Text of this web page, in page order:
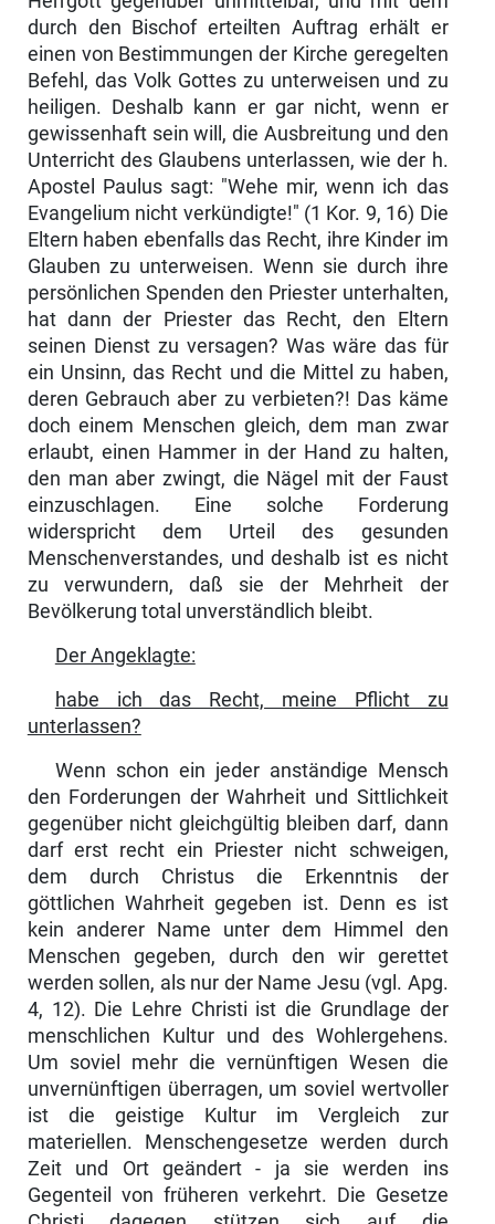
durch den Bischof erteilten Auftrag erhält er
einen von Bestimmungen der Kirche geregelten
Befehl, das Volk Gottes zu unterweisen und zu
heiligen. Deshalb kann er gar nicht, wenn er
gewissenhaft sein will, die Aus­breitung und den
Unterricht des Glaubens unterlassen, wie der h.
Apostel Paulus sagt: "Wehe mir, wenn ich das
Evangelium nicht verkündigte!" (1 Kor. 9, 16) Die
Eltern haben ebenfalls das Recht, ihre Kinder im
Glauben zu unterweisen. Wenn sie durch ihre
persönlichen Spenden den Priester unterhalten,
hat dann der Priester das Recht, den Eltern
seinen Dienst zu versagen? Was wäre das für
ein Unsinn, das Recht und die Mittel zu haben,
deren Gebrauch aber zu verbieten?! Das käme
doch einem Menschen gleich, dem man zwar
erlaubt, einen Hammer in der Hand zu halten,
den man aber zwingt, die Nägel mit der Faust
einzuschlagen. Eine solche Forderung
widerspricht dem Urteil des gesunden
Menschenverstandes, und deshalb ist es nicht
zu verwundern, daß sie der Mehrheit der
Bevölkerung total unverständlich bleibt.
Der Angeklagte:
habe ich das Recht, meine Pflicht zu
unterlassen?
Wenn schon ein jeder anständige Mensch
den Forderungen der Wahrheit und Sittlichkeit
gegenüber nicht gleich­gültig bleiben darf, dann
darf erst recht ein Priester nicht schweigen,
dem durch Christus die Erkenntnis der
göttlichen Wahrheit gegeben ist. Denn es ist
kein ande­rer Name unter dem Himmel den
Menschen gegeben, durch den wir gerettet
werden sollen, als nur der Name Jesu (vgl. Apg.
4, 12). Die Lehre Christi ist die Grundlage der
menschlichen Kultur und des Wohlergehens.
Um soviel mehr die vernünftigen Wesen die
unvernünftigen überra­gen, um soviel wertvoller
ist die geistige Kultur im Vergleich zur
materiellen. Menschengesetze werden durch
Zeit und Ort geändert - ja sie werden ins
Gegenteil von früheren verkehrt. Die Gesetze